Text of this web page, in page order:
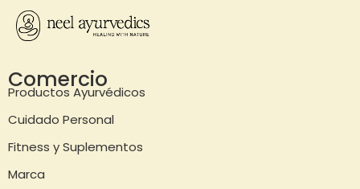
Comercio
Productos Ayurvédicos
Cuidado Personal
Fitness y Suplementos
Marca